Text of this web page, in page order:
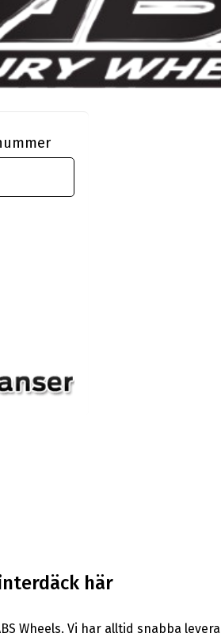
här
Wheels. Vi har alltid snabba